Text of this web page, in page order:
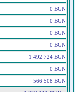
0 BGN
0 BGN
0 BGN
0 BGN
1 492 724 BGN
0 BGN
566 508 BGN